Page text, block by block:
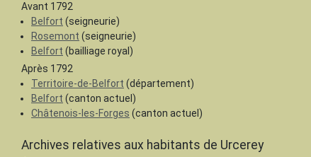
Avant 1792
Belfort (seigneurie)
Rosemont (seigneurie)
Belfort (bailliage royal)
Après 1792
Territoire-de-Belfort (département)
Belfort (canton actuel)
Châtenois-les-Forges (canton actuel)
Archives relatives aux habitants de Urcerey